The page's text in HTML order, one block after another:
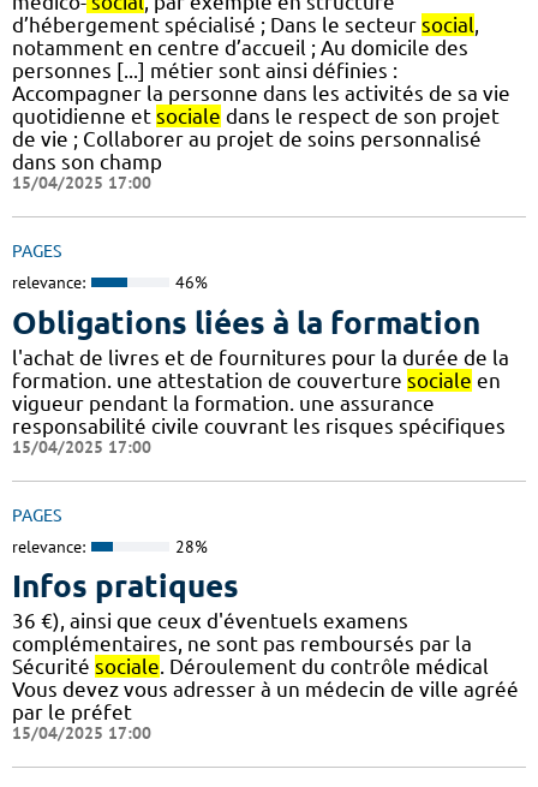
d’hébergement spécialisé ; Dans le secteur social,
notamment en centre d’accueil ; Au domicile des
personnes [...] métier sont ainsi définies :
Accompagner la personne dans les activités de sa vie
quotidienne et sociale dans le respect de son projet
de vie ; Collaborer au projet de soins personnalisé
dans son champ
15/04/2025 17:00
PAGES
relevance: 46%
Obligations liées à la formation
l'achat de livres et de fournitures pour la durée de la
formation. une attestation de couverture sociale en
vigueur pendant la formation. une assurance
responsabilité civile couvrant les risques spécifiques
15/04/2025 17:00
PAGES
relevance: 28%
Infos pratiques
36 €), ainsi que ceux d'éventuels examens
complémentaires, ne sont pas remboursés par la
Sécurité sociale. Déroulement du contrôle médical
Vous devez vous adresser à un médecin de ville agréé
par le préfet
15/04/2025 17:00